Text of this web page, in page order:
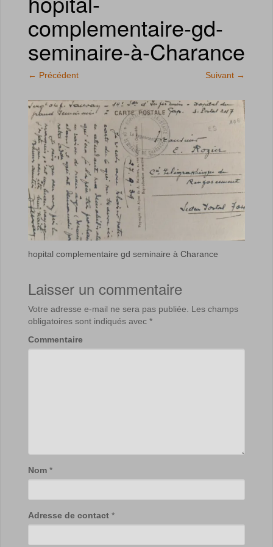
complementaire-gd-
seminaire-à-Charance
← Précédent Suivant →
hopital complementaire gd seminaire à Charance
Laisser un commentaire
Votre adresse e-mail ne sera pas publiée.
Les champs
obligatoires sont indiqués avec *
Commentaire
Nom *
Adresse de contact *